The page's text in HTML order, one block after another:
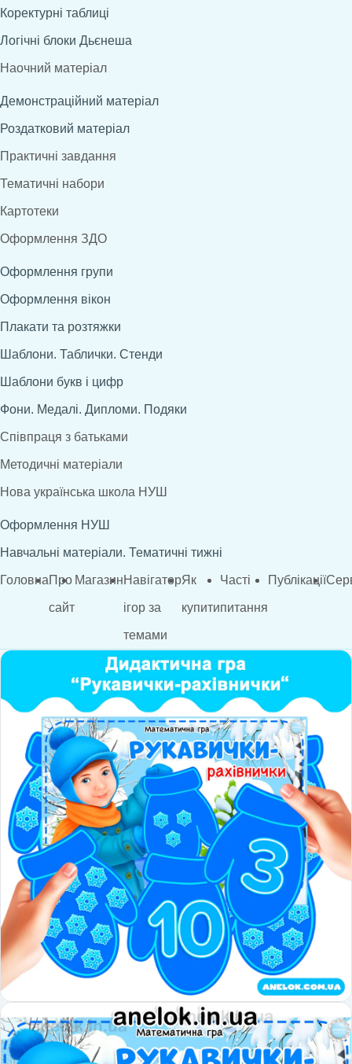
Коректурні таблиці
Логічні блоки Дьєнеша
Наочний матеріал
Демонстраційний матеріал
Роздатковий матеріал
Практичні завдання
Тематичні набори
Картотеки
Оформлення ЗДО
Оформлення групи
Оформлення вікон
Плакати та розтяжки
Шаблони. Таблички. Стенди
Шаблони букв і цифр
Фони. Медалі. Дипломи. Подяки
Співпраця з батьками
Методичні матеріали
Нова українська школа НУШ
Оформлення НУШ
Навчальні матеріали. Тематичні тижні
ГоловнаПро
сайт
МагазинНавігатор
ігор за
темами
Як
купити
Часті
питання
Публікації